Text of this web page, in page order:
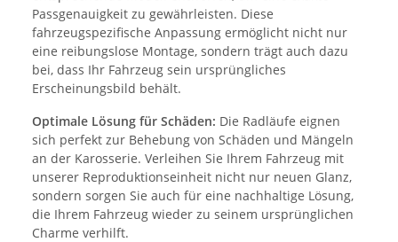
Passgenauigkeit zu gewährleisten. Diese
fahrzeugspezifische Anpassung ermöglicht nicht nur
eine reibungslose Montage, sondern trägt auch dazu
bei, dass Ihr Fahrzeug sein ursprüngliches
Erscheinungsbild behält.
Optimale Lösung für Schäden: Die Radläufe eignen
sich perfekt zur Behebung von Schäden und Mängeln
an der Karosserie. Verleihen Sie Ihrem Fahrzeug mit
unserer Reproduktionseinheit nicht nur neuen Glanz,
sondern sorgen Sie auch für eine nachhaltige Lösung,
die Ihrem Fahrzeug wieder zu seinem ursprünglichen
Charme verhilft.